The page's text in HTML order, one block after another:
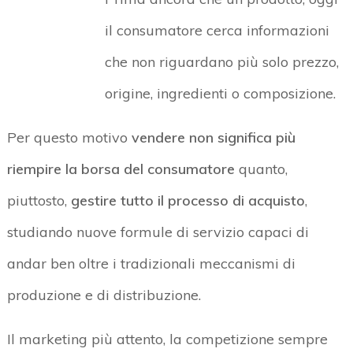
il consumatore cerca informazioni
che non riguardano più solo prezzo,
origine, ingredienti o composizione.
Per questo motivovendere non significa più
riempire la borsa del consumatore quanto,
piuttosto, gestire tutto il processo di acquisto,
studiando nuove formule di servizio capaci di
andar ben oltre i tradizionali meccanismi di
produzione e di distribuzione.
Il marketing più attento, la competizione sempre